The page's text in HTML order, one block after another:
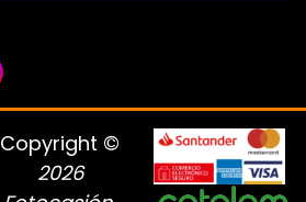
Copyright ©
2026